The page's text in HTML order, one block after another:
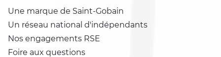
Une marque de Saint-Gobain
Un réseau national d'indépendants
Nos engagements RSE
Foire aux questions